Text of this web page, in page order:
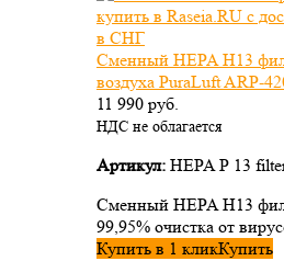
Сменный HEPA H13
воздуха PuraLuft ARP-
11 990 руб.
НДС не облагается
Артикул: HEPA Р 13
Сменный HEPA H13
99,95% очистка от
Купить в 1 кликКупить